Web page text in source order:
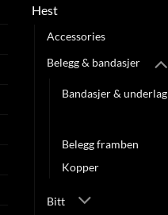
Hest
Accessories
Belegg & bandasjer
Bandasjer & underlag
Belegg framben
Kopper
Bitt